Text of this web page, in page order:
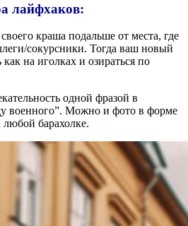
лайфхаков:
краша подальше от места, где
сокурсники. Тогда ваш новый
на иголках и озираться по
одной фразой в
военного”. Можно и фото в форме
любой барахолке.